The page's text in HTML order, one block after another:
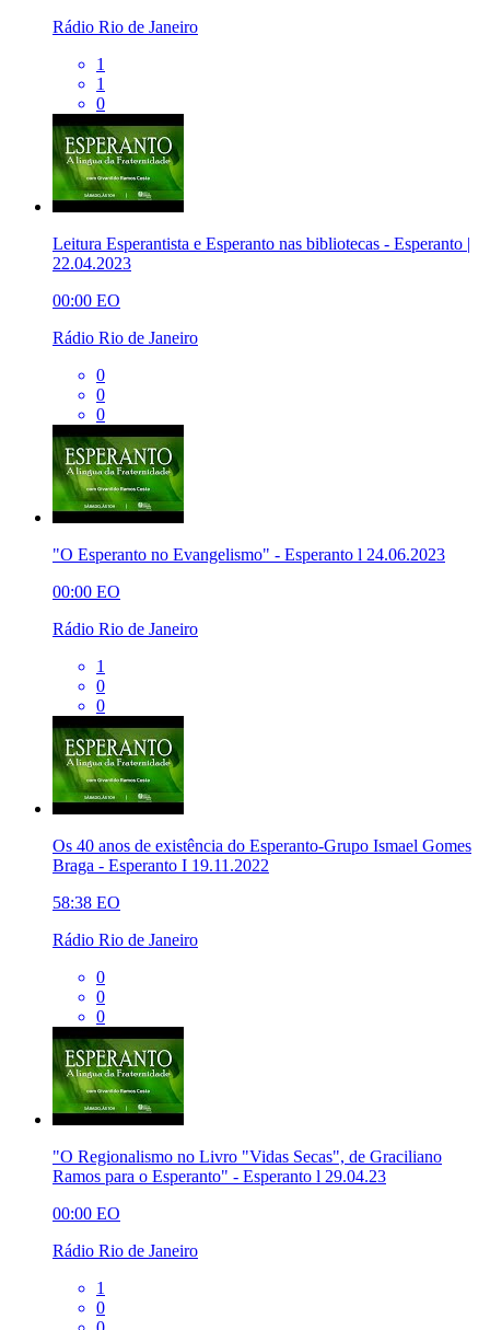
Rádio Rio de Janeiro
1
1
0
Leitura Esperantista e Esperanto nas bibliotecas - Esperanto |
22.04.2023
00:00 EO
Rádio Rio de Janeiro
0
0
0
"O Esperanto no Evangelismo" - Esperanto l 24.06.2023
00:00 EO
Rádio Rio de Janeiro
1
0
0
Os 40 anos de existência do Esperanto-Grupo Ismael Gomes
Braga - Esperanto I 19.11.2022
58:38 EO
Rádio Rio de Janeiro
0
0
0
"O Regionalismo no Livro "Vidas Secas", de Graciliano
Ramos para o Esperanto" - Esperanto l 29.04.23
00:00 EO
Rádio Rio de Janeiro
1
0